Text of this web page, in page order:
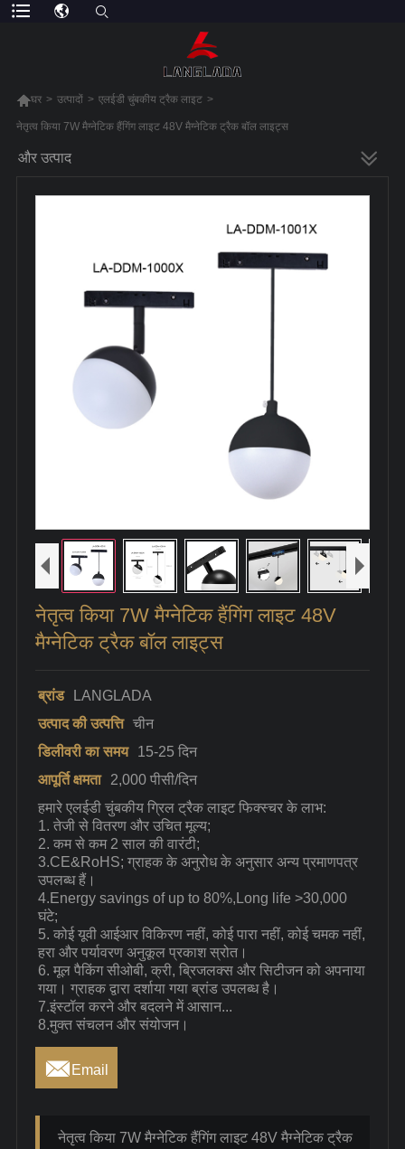
घर > उत्पादों > एलईडी चुंबकीय ट्रैक लाइट >
नेतृत्व किया 7W मैग्नेटिक हैंगिंग लाइट 48V मैग्नेटिक ट्रैक बॉल लाइट्स
और उत्पाद
नेतृत्व किया 7W मैग्नेटिक हैंगिंग लाइट 48V
मैग्नेटिक ट्रैक बॉल लाइट्स
ब्रांड
LANGLADA
उत्पाद की उत्पत्ति चीन
डिलीवरी का समय
15-25 दिन
आपूर्ति क्षमता
2,000 पीसी/दिन
हमारे एलईडी चुंबकीय ग्रिल ट्रैक लाइट फिक्स्चर के लाभ:
1. तेजी से वितरण और उचित मूल्य;
2. कम से कम 2 साल की वारंटी;
3.CE&RoHS; ग्राहक के अनुरोध के अनुसार अन्य प्रमाणपत्र
उपलब्ध हैं।
4.Energy savings of up to 80%,Long life >30,000
घंटे;
5. कोई यूवी आईआर विकिरण नहीं, कोई पारा नहीं, कोई चमक नहीं,
हरा और पर्यावरण अनुकूल प्रकाश स्रोत।
6. मूल पैकिंग सीओबी, क्री, ब्रिजलक्स और सिटीजन को अपनाया
गया। ग्राहक द्वारा दर्शाया गया ब्रांड उपलब्ध है।
7.इंस्टॉल करने और बदलने में आसान...
8.मुक्त संचलन और संयोजन।
 Email
नेतृत्व किया 7W मैग्नेटिक हैंगिंग लाइट 48V मैग्नेटिक ट्रैक